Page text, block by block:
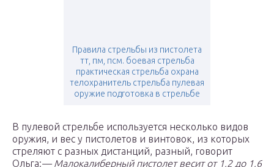
Правила стрельбы из пистолета
тт, пм, псм. боевая стрельба
практическая стрельба охрана
телохранитель стрельба пулевая
оружие подготовка в стрельбе
В пулевой стрельбе используется несколько видов
оружия, и вес у пистолетов и винтовок, из которых
стреляют с разных дистанций, разный, говорит
Ольга:— Малокалиберный пистолет весит от 1,2 до 1,6